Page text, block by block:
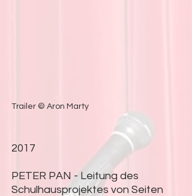
Trailer © Aron Marty
2017
PETER PAN - Leitung des
Schulhausprojektes von Seiten